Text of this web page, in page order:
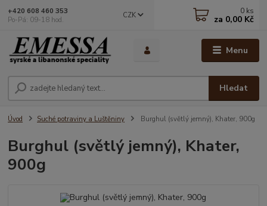
Menu
CZK
Hledat
+420 608 460 353
Po-Pá: 09-18 hod.
0 ks
za 0,00 Kč
Úvod Suché potraviny a Luštěniny Burghul (světlý jemný), Khater, 900g
Burghul (světlý jemný), Khater,
900g